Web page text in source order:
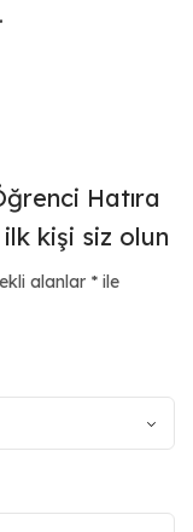
Hatıra
kişi siz olun
alanlar * ile